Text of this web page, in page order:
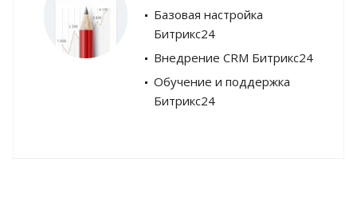
Базовая настройка
Битрикс24
Внедрение CRM Битрикс24
Обучение и поддержка
Битрикс24